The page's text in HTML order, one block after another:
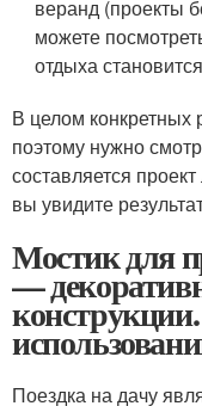
веранд (проекты
можете
отдыха
В целом конкретных
поэтому нужно
составляется
вы увидите
Мостик для
—
Поездка на дачу